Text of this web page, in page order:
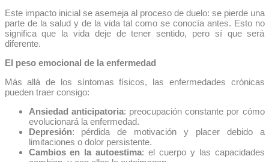
Este impacto inicial se asemeja al proceso de duelo: se pierde una
parte de la salud y de la vida tal como se conocía antes. Esto no
significa que la vida deje de tener sentido, pero sí que será
diferente.
El peso emocional de la enfermedad
Más allá de los síntomas físicos, las enfermedades crónicas
pueden traer consigo:
Ansiedad anticipatoria: preocupación constante por cómo
evolucionará la enfermedad.
Depresión: pérdida de motivación y placer debido a
limitaciones o dolor persistente.
Cambios en la autoestima: el cuerpo y las capacidades